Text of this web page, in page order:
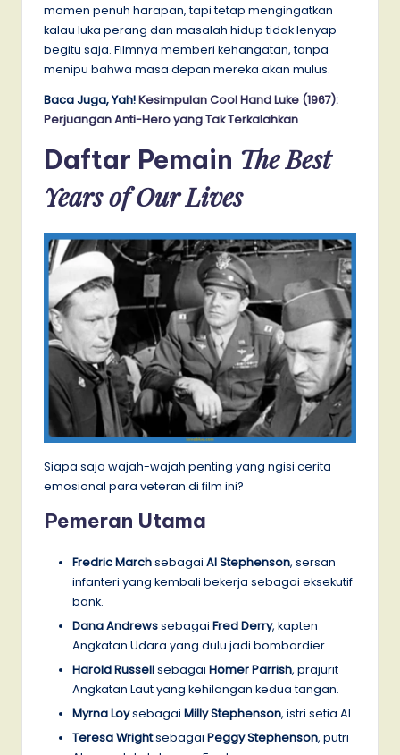
momen penuh harapan, tapi tetap mengingatkan
kalau luka perang dan masalah hidup tidak lenyap
begitu saja. Filmnya memberi kehangatan, tanpa
menipu bahwa masa depan mereka akan mulus.
Baca Juga, Yah!Kesimpulan Cool Hand Luke (1967):
Perjuangan Anti-Hero yang Tak Terkalahkan
Daftar Pemain The Best
Years of Our Lives
Siapa saja wajah-wajah penting yang ngisi cerita
emosional para veteran di film ini?
Pemeran Utama
Fredric Marchsebagai Al Stephenson, sersan
infanteri yang kembali bekerja sebagai eksekutif
bank.
Dana Andrewssebagai Fred Derry, kapten
Angkatan Udara yang dulu jadi bombardier.
Harold Russellsebagai Homer Parrish, prajurit
Angkatan Laut yang kehilangan kedua tangan.
Myrna Loysebagai Milly Stephenson, istri setia Al.
Teresa Wrightsebagai Peggy Stephenson, putri